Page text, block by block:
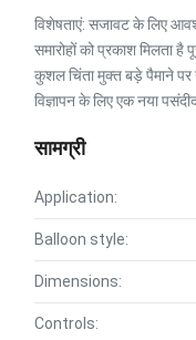
विशेषताएं: सजावट के लिए
समारोहों को प्रकाश मिलता
कुशल चिंता मुक्त बड़े पैमाने पर
विज्ञापन के लिए एक नया
सामग्री
Application:
Balloon style:
Dimensions:
Controls: